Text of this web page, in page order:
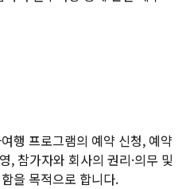
행 프로그램의 예약 신청, 예약
, 참가자와 회사의 권리·의무 및
을 목적으로 합니다.